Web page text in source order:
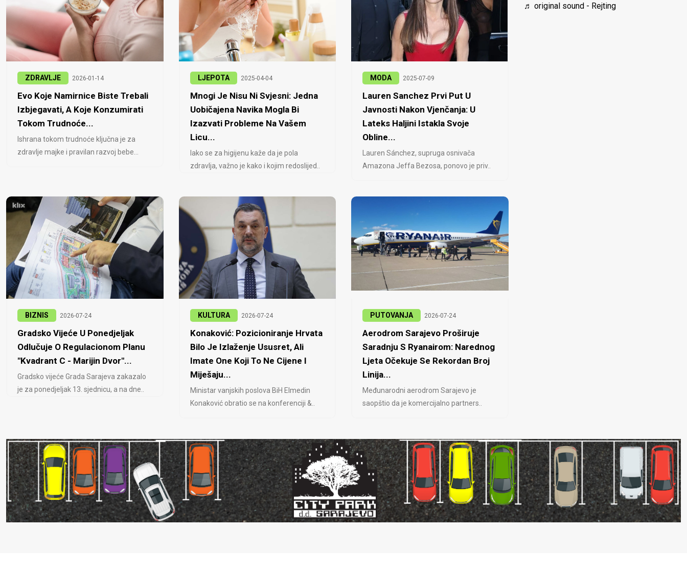
ZDRAVLJE 2026-01-14
Evo Koje Namirnice Biste Trebali
Izbjegavati, A Koje Konzumirati
Tokom Trudnoće...
Ishrana tokom trudnoće ključna je za
zdravlje majke i pravilan razvoj bebe...
LJEPOTA 2025-04-04
Mnogi Je Nisu Ni Svjesni: Jedna
Uobičajena Navika Mogla Bi
Izazvati Probleme Na Vašem
Licu...
Iako se za higijenu kaže da je pola
zdravlja, važno je kako i kojim redoslijed..
MODA 2025-07-09
Lauren Sanchez Prvi Put U
Javnosti Nakon Vjenčanja: U
Lateks Haljini Istakla Svoje
Obline...
Lauren Sánchez, supruga osnivača
Amazona Jeffa Bezosa, ponovo je priv..
BIZNIS 2026-07-24
Gradsko Vijeće U Ponedjeljak
Odlučuje O Regulacionom Planu
"Kvadrant C - Marijin Dvor"...
Gradsko vijeće Grada Sarajeva zakazalo
je za ponedjeljak 13. sjednicu, a na dne..
KULTURA 2026-07-24
Konaković: Pozicioniranje Hrvata
Bilo Je Izlaženje Ususret, Ali
Imate One Koji To Ne Cijene I
Miješaju...
Ministar vanjskih poslova BiH Elmedin
Konaković obratio se na konferenciji &..
PUTOVANJA 2026-07-24
Aerodrom Sarajevo Proširuje
Saradnju S Ryanairom: Narednog
Ljeta Očekuje Se Rekordan Broj
Linija...
Međunarodni aerodrom Sarajevo je
saopštio da je komercijalno partners..
♬ original sound - Rejting